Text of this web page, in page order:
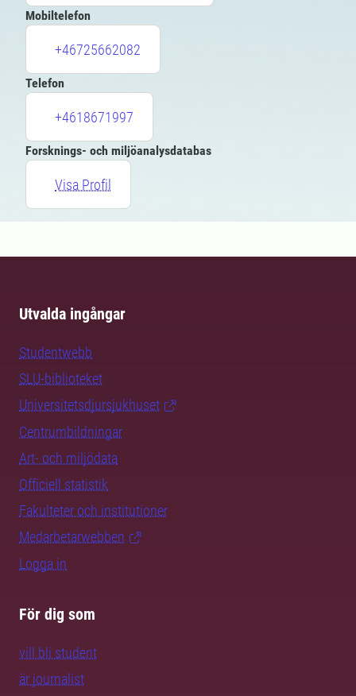
Mobiltelefon
+46725662082
Telefon
+4618671997
Forsknings- och miljöanalysdatabas
Visa Profil
Utvalda ingångar
Studentwebb
SLU-biblioteket
Universitetsdjursjukhuset
Centrumbildningar
Art- och miljödata
Officiell statistik
Fakulteter och institutioner
Medarbetarwebben
Logga in
För dig som
vill bli student
är journalist